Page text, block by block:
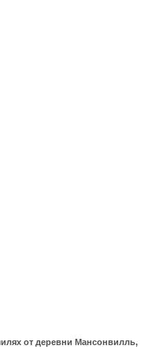
от деревни Мансонвилль,